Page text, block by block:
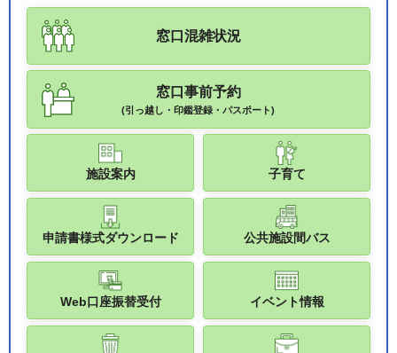
窓口混雑状況
窓口事前予約
(引っ越し・印鑑登録・パスポート)
施設案内 子育て
申請書様式ダウンロード 公共施設間バス
Web口座振替受付 イベント情報